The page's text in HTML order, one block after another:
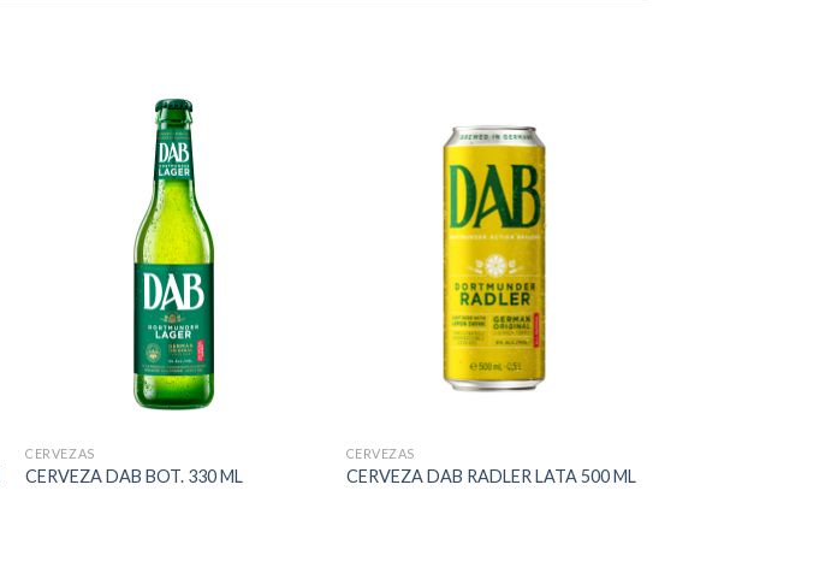
CERVEZAS
CERVEZA DAB BOT. 330 ML
CERVEZAS
CERVEZA DAB RADLER LATA 500 ML